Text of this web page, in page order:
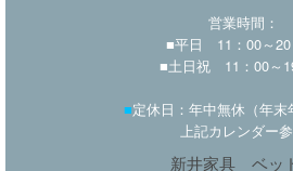
営業時間：
■平日 11：00～20
■土日祝 11：00～
■定休日：年中無休（年末
上記カレンダー
新井家具 ベッ